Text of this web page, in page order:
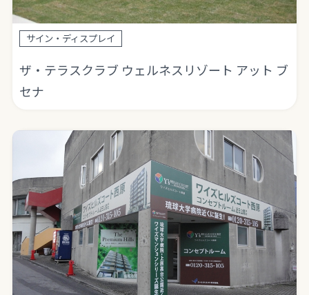
サイン・ディスプレイ
ザ・テラスクラブ ウェルネスリゾート アット ブ
セナ